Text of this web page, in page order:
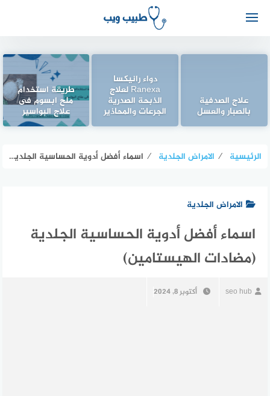
علاج الصدفية
بالصبار والعسل
دواء رانيكسا
Ranexa لعلاج
الذبحة الصدرية
الجرعات والمحاذير
طريقة استخدام
ملح ابسوم فى
علاج البواسير
الرئيسية ⁄ الامراض الجلدية ⁄ اسماء أفضل أدوية الحساسية الجلدية (مضادات الهيستامين)
الامراض الجلدية
اسماء أفضل أدوية الحساسية الجلدية
(مضادات الهيستامين)
seo hub أكتوبر 8, 2024